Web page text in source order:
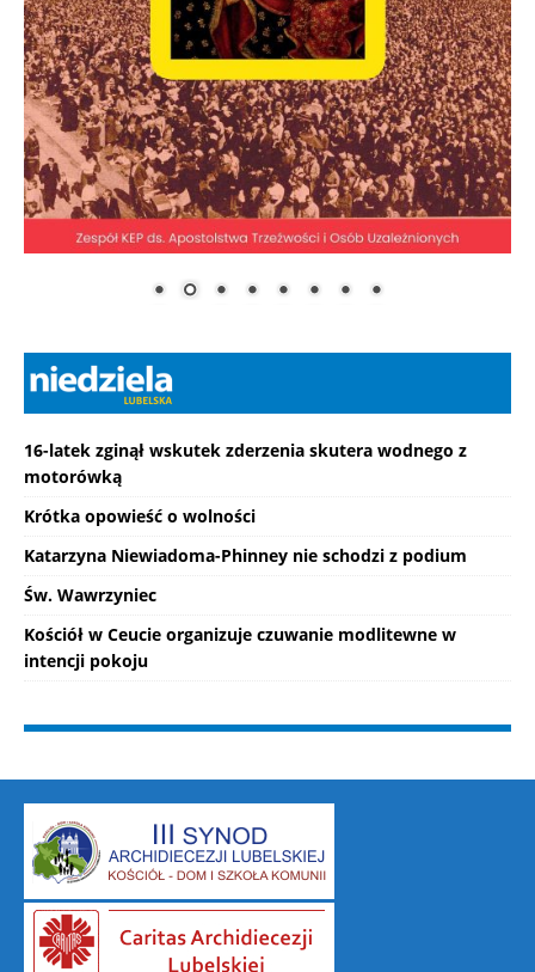
16-latek zginął wskutek zderzenia skutera wodnego z
motorówką
Krótka opowieść o wolności
Katarzyna Niewiadoma-Phinney nie schodzi z podium
Św. Wawrzyniec
Kościół w Ceucie organizuje czuwanie modlitewne w
intencji pokoju